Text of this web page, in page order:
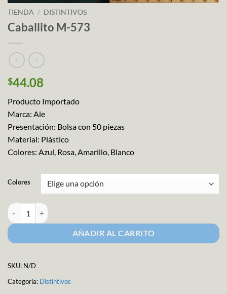
TIENDA / DISTINTIVOS
Caballito M-573
$44.08
Producto Importado
Marca: Ale
Presentación: Bolsa con 50 piezas
Material: Plástico
Colores: Azul, Rosa, Amarillo, Blanco
Colores
Caballito M-573 cantidad
AÑADIR AL CARRITO
SKU: N/D
Categoría: Distintivos